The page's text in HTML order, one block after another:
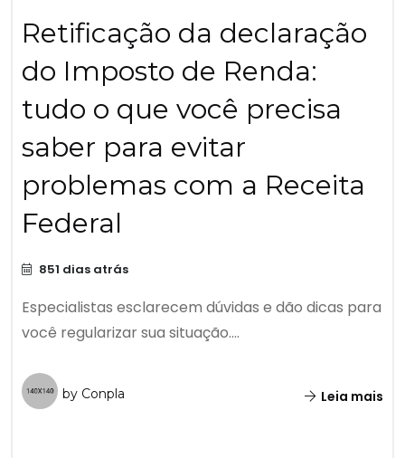
Retificação da declaração
do Imposto de Renda:
tudo o que você precisa
saber para evitar
problemas com a Receita
Federal
851 dias atrás
Especialistas esclarecem dúvidas e dão dicas para
você regularizar sua situação....
by Conpla Leia mais